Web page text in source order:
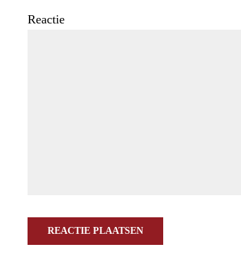
Reactie
REACTIE PLAATSEN